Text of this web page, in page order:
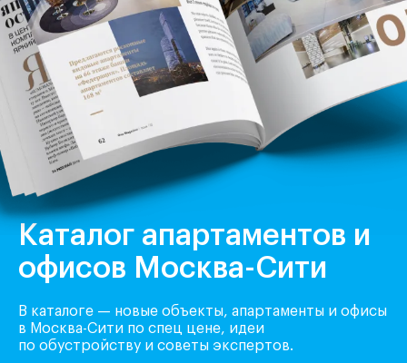
Каталог апартаментов и
офисов Москва-Сити
В каталоге — новые объекты, апартаменты и офисы
в Москва-Сити по спец цене, идеи
по обустройству и советы экспертов.